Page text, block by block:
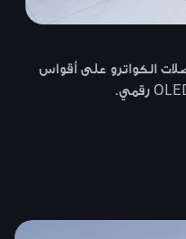
الكواترو على أقواس